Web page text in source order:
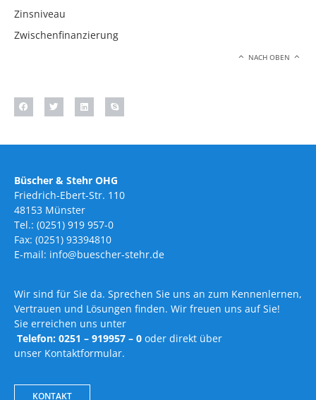
Zinsniveau
Zwischenfinanzierung
NACH OBEN
Büscher & Stehr OHG
Friedrich-Ebert-Str. 110
48153 Münster
Tel.: (0251) 919 957-0
Fax: (0251) 93394810
E-mail: info@buescher-stehr.de
Wir sind für Sie da. Sprechen Sie uns an zum Kennenlernen,
Vertrauen und Lösungen finden. Wir freuen uns auf Sie!
Sie erreichen uns unter
Telefon: 0251 – 919957 – 0 oder direkt über
unser Kontaktformular.
KONTAKT